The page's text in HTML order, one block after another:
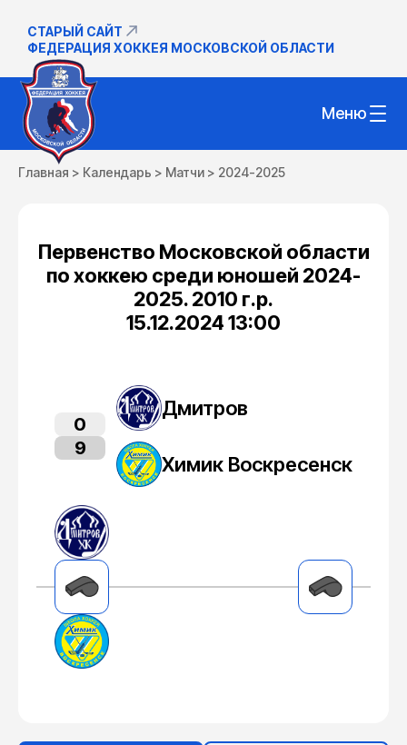
СТАРЫЙ САЙТ
ФЕДЕРАЦИЯ ХОККЕЯ МОСКОВСКОЙ ОБЛАСТИ
Меню
Главная > Календарь > Матчи > 2024-2025
Первенство Московской области
по хоккею среди юношей 2024-
2025. 2010 г.р.
15.12.2024 13:00
Дмитров
0
9
Химик Воскресенск